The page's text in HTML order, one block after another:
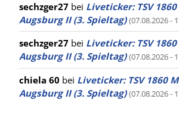
sechzger27 bei Liveticker: TSV
Augsburg II (3. Spieltag) (07.08.2026 -
sechzger27 bei Liveticker: TSV
Augsburg II (3. Spieltag) (07.08.2026 -
chiela 60 bei Liveticker: TSV 1860
Augsburg II (3. Spieltag) (07.08.2026 -